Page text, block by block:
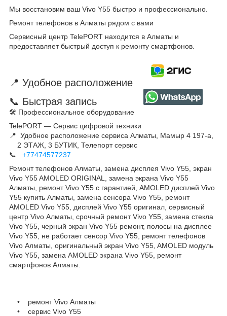
Мы восстановим ваш Vivo Y55 быстро и профессионально.
Ремонт телефонов в Алматы рядом с вами
Сервисный центр TelePORT находится в Алматы и
предоставляет быстрый доступ к ремонту смартфонов.
📍 Удобное расположение
📞 Быстрая запись
🛠 Профессиональное оборудование
TelePORT — Сервис цифровой техники
📍 Удобное расположение сервиса Алматы, Мамыр 4 197-а,
2 ЭТАЖ, 3 БУТИК, Телепорт сервис
📞
+77474577237
Ремонт телефонов Алматы, замена дисплея Vivo Y55, экран
Vivo Y55 AMOLED ORIGINAL, замена экрана Vivo Y55
Алматы, ремонт Vivo Y55 с гарантией, AMOLED дисплей Vivo
Y55 купить Алматы, замена сенсора Vivo Y55, ремонт
AMOLED Vivo Y55, дисплей Vivo Y55 оригинал, сервисный
центр Vivo Алматы, срочный ремонт Vivo Y55, замена стекла
Vivo Y55, черный экран Vivo Y55 ремонт, полосы на дисплее
Vivo Y55, не работает сенсор Vivo Y55, ремонт телефонов
Vivo Алматы, оригинальный экран Vivo Y55, AMOLED модуль
Vivo Y55, замена AMOLED экрана Vivo Y55, ремонт
смартфонов Алматы.
• ремонт Vivo Алматы
• сервис Vivo Y55